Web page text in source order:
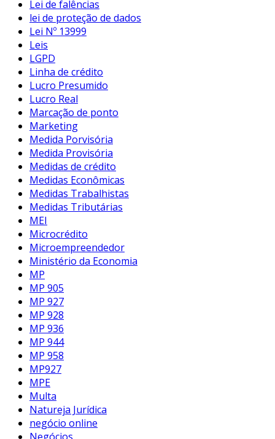
Lei de falências
lei de proteção de dados
Lei Nº 13999
Leis
LGPD
Linha de crédito
Lucro Presumido
Lucro Real
Marcação de ponto
Marketing
Medida Porvisória
Medida Provisória
Medidas de crédito
Medidas Econômicas
Medidas Trabalhistas
Medidas Tributárias
MEI
Microcrédito
Microempreendedor
Ministério da Economia
MP
MP 905
MP 927
MP 928
MP 936
MP 944
MP 958
MP927
MPE
Multa
Natureja Jurídica
negócio online
Negócios